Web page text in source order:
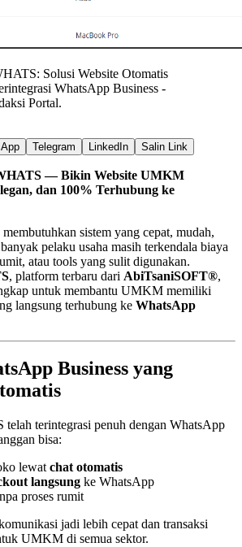
Solusi Website Otomatis
WhatsApp Business -
Portal.
Telegram LinkedIn Salin Link
— Bikin Website UMKM
dan 100% Terhubung ke
sistem yang cepat, mudah,
pelaku usaha masih terkendala biaya
atau tools yang sulit digunakan.
, platform terbaru dari AbiTsaniSOFT®,
untuk membantu UMKM memiliki
langsung terhubung ke WhatsApp
Business yang
terintegrasi penuh dengan WhatsApp
bisa:
lewat chat otomatis
langsung ke WhatsApp
proses rumit
jadi lebih cepat dan transaksi
UMKM di semua sektor.